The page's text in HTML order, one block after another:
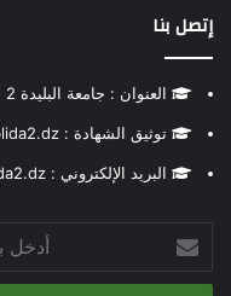
إتصل بنا
العنوان : جامعة البليدة 2 علي لونيسي - البليدة - الجزائر
توثيق الشهادة : authentification.certificat@univ-blida2.dz
البريد الإلكتروني : webmaster@univ-blida2.dz
بريدك
الإلكتروني